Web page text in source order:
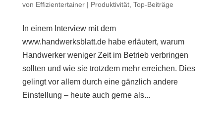
von Effizientertainer| Produktivität, Top-Beiträge
In einem Interview mit dem
www.handwerksblatt.de habe erläutert, warum
Handwerker weniger Zeit im Betrieb verbringen
sollten und wie sie trotzdem mehr erreichen. Dies
gelingt vor allem durch eine gänzlich andere
Einstellung – heute auch gerne als...